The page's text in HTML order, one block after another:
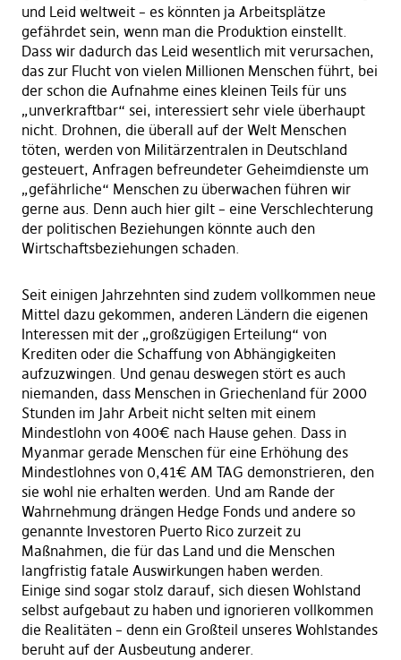
und Leid weltweit – es könnten ja Arbeitsplätze
gefährdet sein, wenn man die Produktion einstellt.
Dass wir dadurch das Leid wesentlich mit verursachen,
das zur Flucht von vielen Millionen Menschen führt, bei
der schon die Aufnahme eines kleinen Teils für uns
„unverkraftbar“ sei, interessiert sehr viele überhaupt
nicht. Drohnen, die überall auf der Welt Menschen
töten, werden von Militärzentralen in Deutschland
gesteuert, Anfragen befreundeter Geheimdienste um
„gefährliche“ Menschen zu überwachen führen wir
gerne aus. Denn auch hier gilt – eine Verschlechterung
der politischen Beziehungen könnte auch den
Wirtschaftsbeziehungen schaden.
Seit einigen Jahrzehnten sind zudem vollkommen neue
Mittel dazu gekommen, anderen Ländern die eigenen
Interessen mit der „großzügigen Erteilung“ von
Krediten oder die Schaffung von Abhängigkeiten
aufzuzwingen. Und genau deswegen stört es auch
niemanden, dass Menschen in Griechenland für 2000
Stunden im Jahr Arbeit nicht selten mit einem
Mindestlohn von 400€ nach Hause gehen. Dass in
Myanmar gerade Menschen für eine Erhöhung des
Mindestlohnes von 0,41€ AM TAG demonstrieren, den
sie wohl nie erhalten werden. Und am Rande der
Wahrnehmung drängen Hedge Fonds und andere so
genannte Investoren Puerto Rico zurzeit zu
Maßnahmen, die für das Land und die Menschen
langfristig fatale Auswirkungen haben werden.
Einige sind sogar stolz darauf, sich diesen Wohlstand
selbst aufgebaut zu haben und ignorieren vollkommen
die Realitäten – denn ein Großteil unseres Wohlstandes
beruht auf der Ausbeutung anderer.